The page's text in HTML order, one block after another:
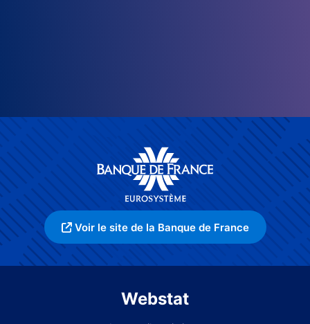
Voir le site de la Banque de France
Webstat